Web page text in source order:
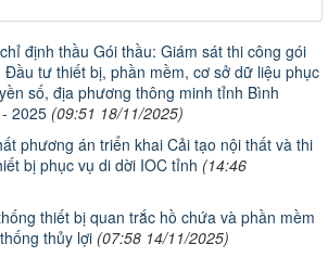
định thầu Gói thầu: Giám sát thi công gói
tư thiết bị, phần mềm, cơ sở dữ liệu phục
số, địa phương thông minh tỉnh Bình
2025 (09:51 18/11/2025)
phương án triển khai Cải tạo nội thất và thi
bị phục vụ di dời IOC tỉnh (14:46
thiết bị quan trắc hồ chứa và phần mềm
thủy lợi (07:58 14/11/2025)